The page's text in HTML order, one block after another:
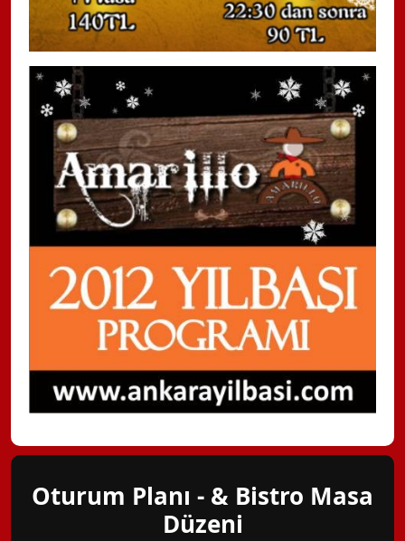
Oturum Planı - & Bistro Masa
Düzeni